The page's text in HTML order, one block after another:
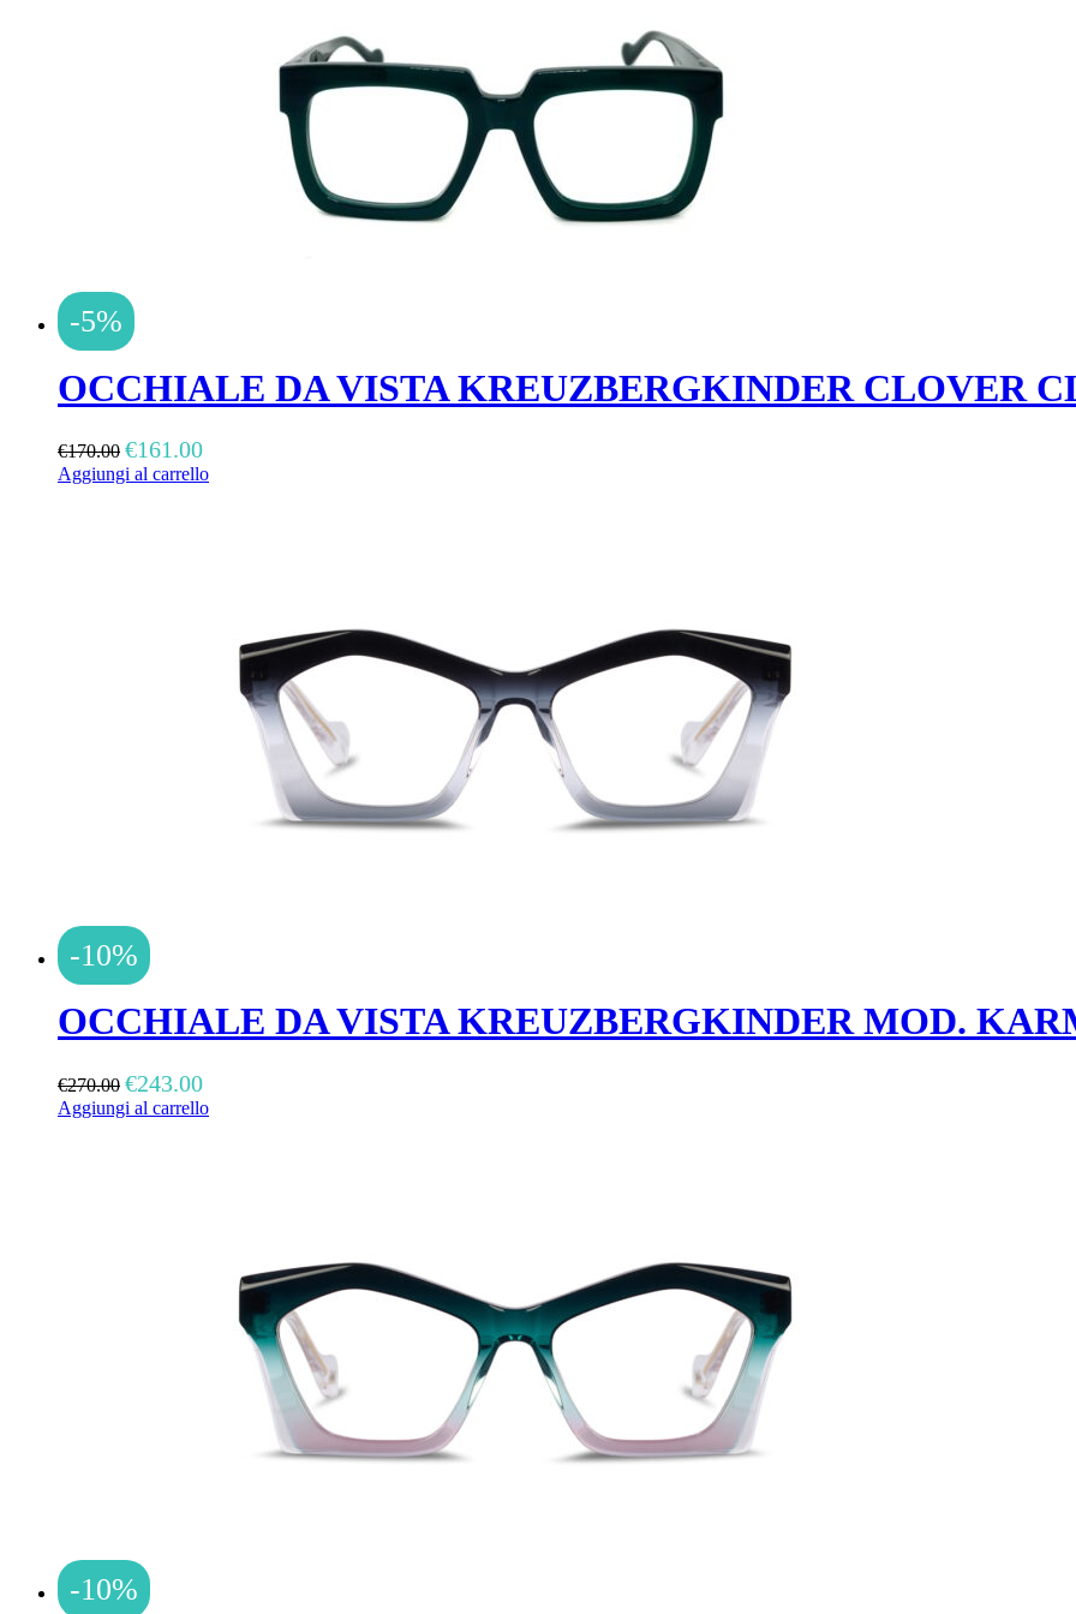
-5%
OCCHIALE DA VISTA KREUZBERGKINDER CLOVER
€170.00 Il
prezzo
originale
€161.00Il
prezzo
attuale
Aggiungi al carrello
-10%
OCCHIALE DA VISTA KREUZBERGKINDER MOD.
€270.00 Il
prezzo
originale
€243.00Il
prezzo
attuale
Aggiungi al carrello
-10%